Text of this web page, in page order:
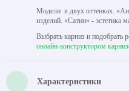
Модели в двух оттенках.
изделий. «Сатин» - эстетика
Выбрать карниз и подобрать
онлайн-конструктором
Характеристики